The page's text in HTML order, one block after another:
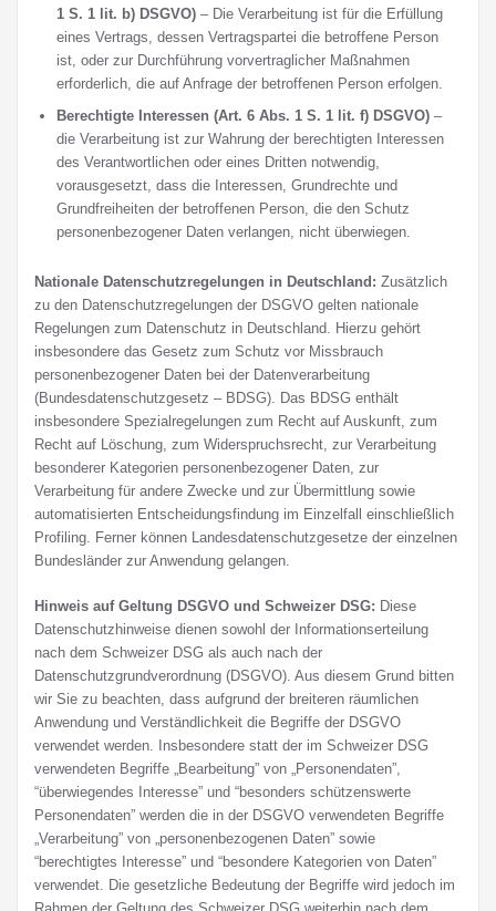
1 S. 1 lit. b) DSGVO) – Die Verarbeitung ist für die Erfüllung
eines Vertrags, dessen Vertragspartei die betroffene Person
ist, oder zur Durchführung vorvertraglicher Maßnahmen
erforderlich, die auf Anfrage der betroffenen Person erfolgen.
Berechtigte Interessen (Art. 6 Abs. 1 S. 1 lit. f) DSGVO) –
die Verarbeitung ist zur Wahrung der berechtigten Interessen
des Verantwortlichen oder eines Dritten notwendig,
vorausgesetzt, dass die Interessen, Grundrechte und
Grundfreiheiten der betroffenen Person, die den Schutz
personenbezogener Daten verlangen, nicht überwiegen.
Nationale Datenschutzregelungen in Deutschland: Zusätzlich
zu den Datenschutzregelungen der DSGVO gelten nationale
Regelungen zum Datenschutz in Deutschland. Hierzu gehört
insbesondere das Gesetz zum Schutz vor Missbrauch
personenbezogener Daten bei der Datenverarbeitung
(Bundesdatenschutzgesetz – BDSG). Das BDSG enthält
insbesondere Spezialregelungen zum Recht auf Auskunft, zum
Recht auf Löschung, zum Widerspruchsrecht, zur Verarbeitung
besonderer Kategorien personenbezogener Daten, zur
Verarbeitung für andere Zwecke und zur Übermittlung sowie
automatisierten Entscheidungsfindung im Einzelfall einschließlich
Profiling. Ferner können Landesdatenschutzgesetze der einzelnen
Bundesländer zur Anwendung gelangen.
Hinweis auf Geltung DSGVO und Schweizer DSG: Diese
Datenschutzhinweise dienen sowohl der Informationserteilung
nach dem Schweizer DSG als auch nach der
Datenschutzgrundverordnung (DSGVO). Aus diesem Grund bitten
wir Sie zu beachten, dass aufgrund der breiteren räumlichen
Anwendung und Verständlichkeit die Begriffe der DSGVO
verwendet werden. Insbesondere statt der im Schweizer DSG
verwendeten Begriffe „Bearbeitung” von „Personendaten”,
“überwiegendes Interesse” und “besonders schützenswerte
Personendaten” werden die in der DSGVO verwendeten Begriffe
„Verarbeitung” von „personenbezogenen Daten” sowie
“berechtigtes Interesse” und “besondere Kategorien von Daten”
verwendet. Die gesetzliche Bedeutung der Begriffe wird jedoch im